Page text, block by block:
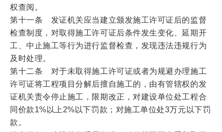
权查阅。
第十一条 发证机关应当建立颁发施工许可证后的监督
检查制度，对取得施工许可证后条件发生变化、延期开
工、中止施工等行为进行监督检查，发现违法违规行为
及时处理。
第十二条 对于未取得施工许可证或者为规避办理施工
许可证将工程项目分解后擅自施工的，由有管辖权的发
证机关责令停止施工，限期改正，对建设单位处工程合
同价款1%以上2%以下罚款；对施工单位处3万元以下罚
款。